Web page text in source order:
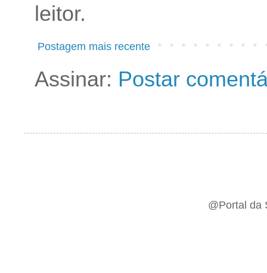
leitor.
Postagem mais recente
Assinar: Postar
@Portal da